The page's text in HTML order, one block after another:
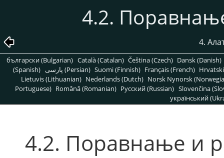
4.2.
4.
български (Bulgarian) Català (Catalan) Čeština (Czech) Dansk (Danish)
(Spanish)
پارسی (Persian) Suomi (Finnish) Français (French)
Lietuvis (Lithuanian) Nederlands (Dutch) Norsk Nynorsk
Portuguese) Română (Romanian) Pусский (Russian) Slovenčina
український
4.2. Поравнање и